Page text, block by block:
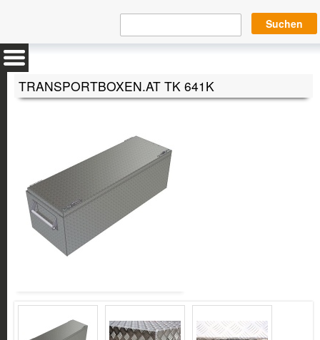
TRANSPORTBOXEN.AT TK 641K